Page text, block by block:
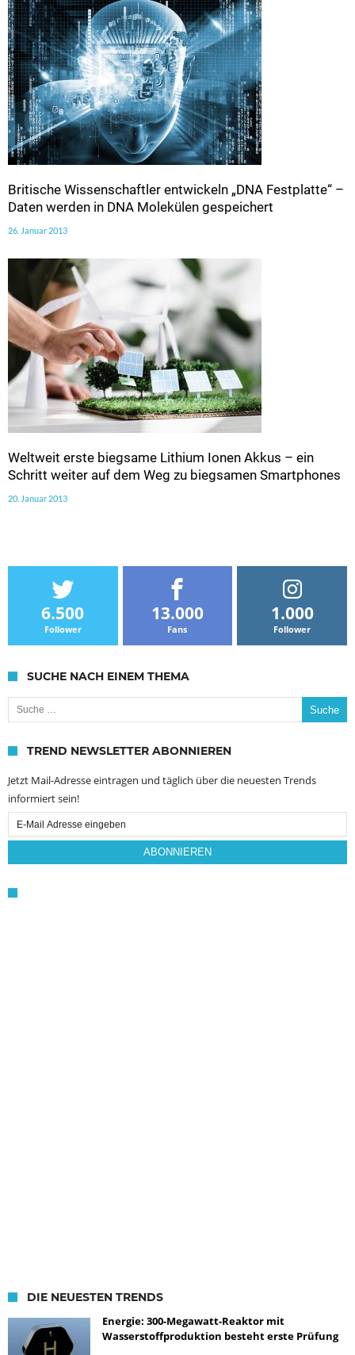
Britische Wissenschaftler entwickeln „DNA Festplatte“ –
Daten werden in DNA Molekülen gespeichert
26. Januar 2013
Weltweit erste biegsame Lithium Ionen Akkus – ein
Schritt weiter auf dem Weg zu biegsamen Smartphones
20. Januar 2013
6.500
Follower
13.000
Fans
1.000
Follower
SUCHE NACH EINEM THEMA
Suche nach:
TREND NEWSLETTER ABONNIEREN
Jetzt Mail-Adresse eintragen und täglich über die neuesten Trends
informiert sein!
Email
Subscription
ABONNIEREN
DIE NEUESTEN TRENDS
Energie: 300-Megawatt-Reaktor mit
Wasserstoffproduktion besteht erste Prüfung